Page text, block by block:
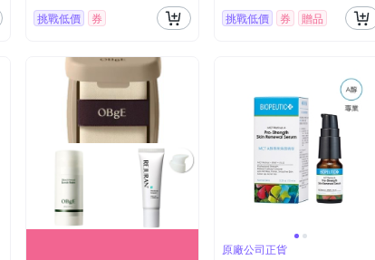
挑戰低價 券 挑戰低價 券 贈品
原廠公司正貨